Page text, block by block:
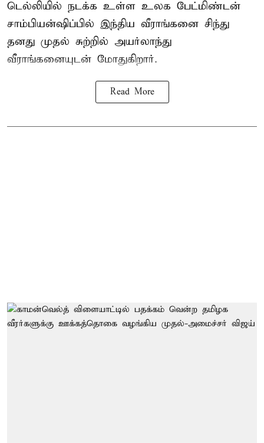
டெல்லியில் நடக்க உள்ள உலக பேட்மிண்டன்
சாம்பியன்ஷிப்பில் இந்திய வீராங்கனை சிந்து
தனது முதல் சுற்றில் அயர்லாந்து
வீராங்கனையுடன் மோதுகிறார்.
Read More